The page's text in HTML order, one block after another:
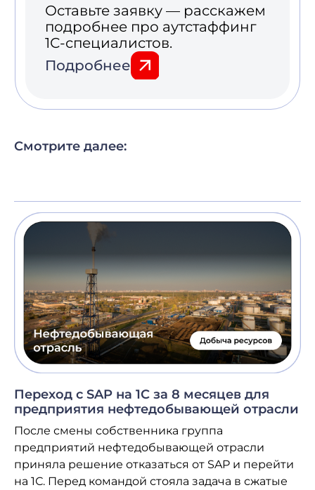
Смотрите далее:
Переход с SAP на 1С за 8 месяцев для
предприятия нефтедобывающей отрасли
После смены собственника группа
предприятий нефтедобывающей отрасли
приняла решение отказаться от SAP и перейти
на 1С. Перед командой стояла задача в сжатые
8 800 600-25-01
site@programstore.ru
Согласие на обработку персональных